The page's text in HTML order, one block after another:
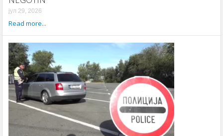
јул 29, 2026
Read more...